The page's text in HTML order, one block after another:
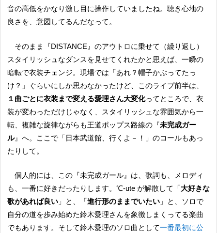
音の高低をかなり激し目に操作していましたね。聴き心地の
良さを、意図してるんだなって。
そのまま『DISTANCE』のアウトロに乗せて（繰り返し）
スタイリッシュなダンスを見せてくれたかと思えば、一瞬の
暗転で衣装チェンジ。現場では「あれ？帽子かぶってたっ
け？」ぐらいにしか思わなかったけど、このライブ前半は、
１曲ごとに衣装まで変える愛理さん大変化ってところで、衣
装が変わっただけじゃなく、スタイリッシュな雰囲気から一
転、複雑な旋律ながらも王道ポップス路線の『未完成ガー
ル』へ。ここで「日本武道館、行くよ－！」のコールもあっ
たりして。
個人的には、この『未完成ガール』は、歌詞も、メロディ
も、一番に好きだったりします。℃-ute が解散して「大好きな
歌があれば良い 」と、「進行形のままでいたい 」と、ソロで
自分の道を歩み始めた鈴木愛理さんを象徴しまくってる楽曲
でもあります。そして鈴木愛理のソロ曲として一番最初に公